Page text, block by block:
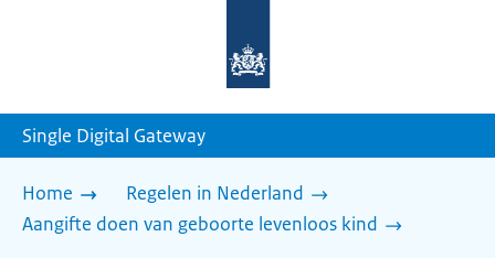
homepage
Single Digital Gateway
Home
Regelen in Nederland
Aangifte doen van geboorte levenloos kind